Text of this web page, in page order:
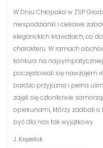
W Dniu Chłopaka w ZSP
niespodzianki i ciekawe
eleganckich krawatach, co
charakteru. W ramach
konkurs na
poczęstowali się nawzajem
bardzo przyjazna i pełna
zajęli się członkowie
opiekunami, którzy zadbali o
być dla nas tak wyjątkowy.
J. Krężelok